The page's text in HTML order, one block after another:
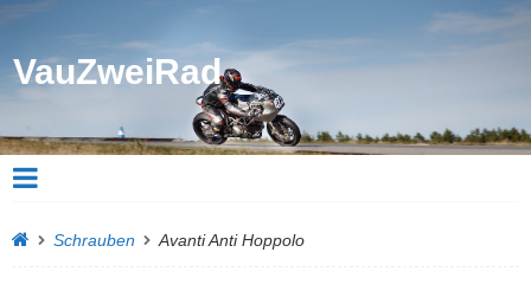
VauZweiRad
Schrauben Avanti Anti Hoppolo